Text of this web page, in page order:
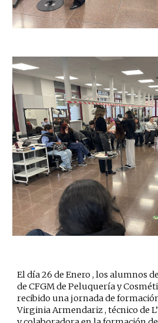
El día 26 de Enero , los alumnos
de CFGM de Peluquería y
recibido una jornada de
Virginia Armendariz , técnico de